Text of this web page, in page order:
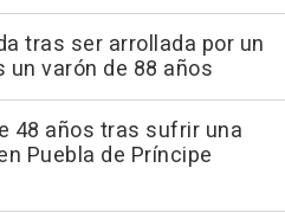
tras ser arrollada por un
un varón de 88 años
48 años tras sufrir una
Puebla de Príncipe